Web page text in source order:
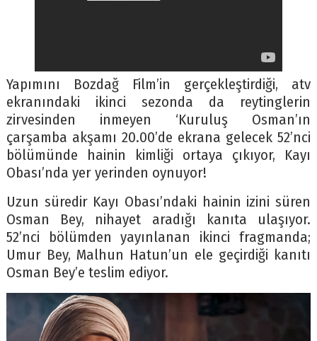
Yapımını Bozdağ Film’in gerçekleştirdiği, atv
ekranındaki ikinci sezonda da reytinglerin
zirvesinden inmeyen ‘Kuruluş Osman’ın
çarşamba akşamı 20.00’de ekrana gelecek 52’nci
bölümünde hainin kimliği ortaya çıkıyor, Kayı
Obası’nda yer yerinden oynuyor!
Uzun süredir Kayı Obası’ndaki hainin izini süren
Osman Bey, nihayet aradığı kanıta ulaşıyor.
52’nci bölümden yayınlanan ikinci fragmanda;
Umur Bey, Malhun Hatun’un ele geçirdiği kanıtı
Osman Bey’e teslim ediyor.